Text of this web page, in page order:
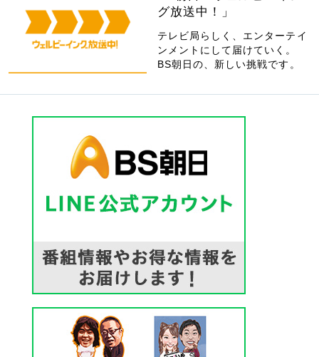
グ放送中！」
テレビ局らしく、エンターテイ
ンメントにして届けていく。
BS朝日の、新しい挑戦です。